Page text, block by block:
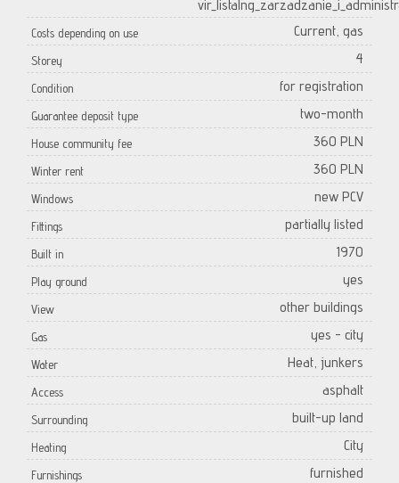
Costs depending on use Current, gas
Storey 4
Condition for registration
Guarantee deposit type two-month
House community fee 360 PLN
Winter rent 360 PLN
Windows new PCV
Fittings partially listed
Built in 1970
Play ground yes
View other buildings
Gas yes - city
Water Heat, junkers
Access asphalt
Surrounding built-up land
Heating City
Furnishings furnished